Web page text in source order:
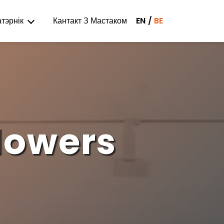
Кантакт З Мастаком BE
EN